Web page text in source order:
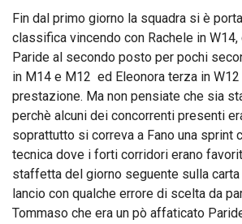
Fin dal primo giorno la squadra si è
classifica vincendo con Rachele in W14,
Paride al secondo posto per pochi
in M14 e M12 ed Eleonora terza in W12
prestazione. Ma non pensiate che sia
perchè alcuni dei concorrenti presenti
soprattutto si correva a Fano una sprint
tecnica dove i forti corridori erano
staffetta del giorno seguente sulla carta
lancio con qualche errore di scelta da
Tommaso che era un pò affaticato